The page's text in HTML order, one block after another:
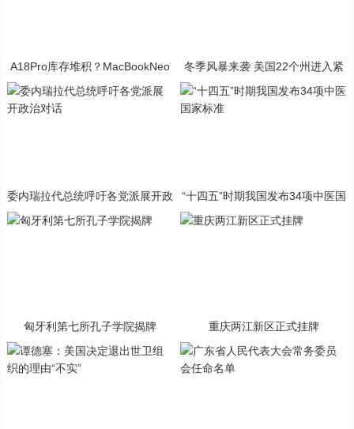
A18Pro库存堆积？MacBookNeo
冬季风暴来袭 美国22个州进入紧
委内瑞拉代总统呼吁各党派展开政
治对话
“十四五”时期我国发布34项中医国
家标准
匈牙利第七所孔子学院揭牌 重庆两江新区正式挂牌